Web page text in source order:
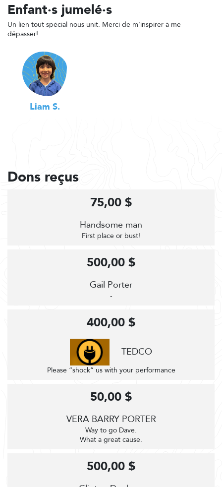
Enfant·s jumelé·s
Un lien tout spécial nous unit. Merci de m'inspirer à me
dépasser!
Liam S.
Dons reçus
Handsome man
First place or bust!
75,00 $
Gail Porter
-
500,00 $
TEDCO
Please “shock” us with your performance
400,00 $
VERA BARRY PORTER
Way to go Dave.
What a great cause.
50,00 $
500,00 $